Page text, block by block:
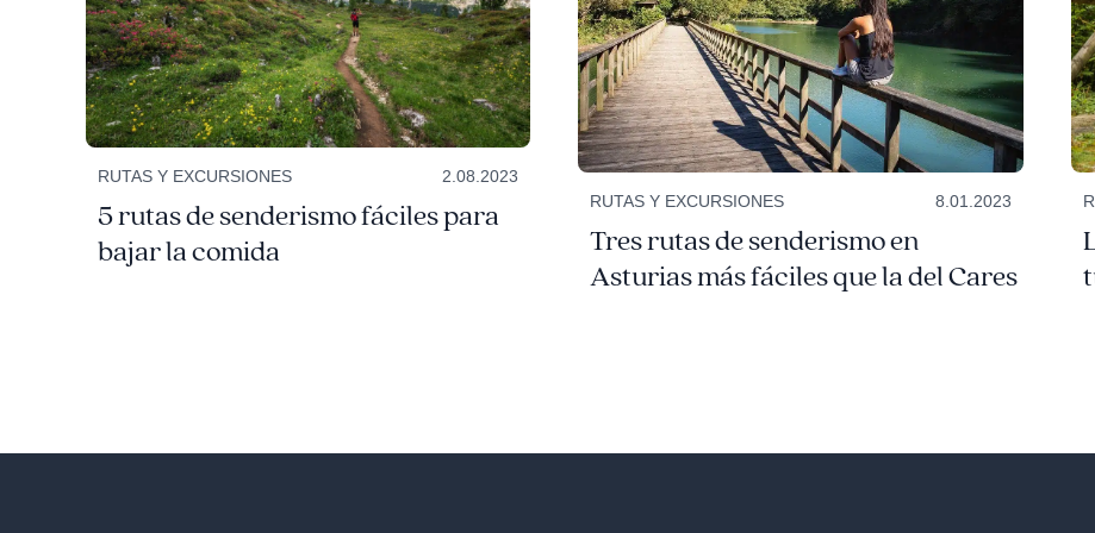
RUTAS Y EXCURSIONES 2.08.2023
5 rutas de senderismo fáciles para
bajar la comida
RUTAS Y EXCURSIONES 8.01.2023
Tres rutas de senderismo en
Asturias más fáciles que la del Cares